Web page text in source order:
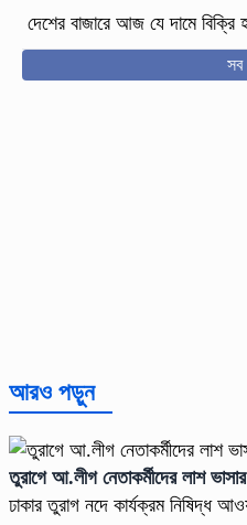
দেশের বাজারে আজ যে দামে বিক্রি
সব
আরও পড়ুন
তুরাগে আ.লীগ নেতাকর্মীদের লাশ
ঢাকার তুরাগ নদে কার্যক্রম নিষিদ্ধ